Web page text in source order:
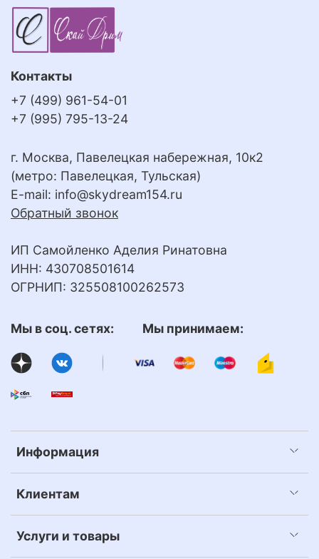
Информация
Клиентам
Услуги и товары
Контакты
+7 (499) 961-54-01
+7 (995) 795-13-24
г. Москва, Павелецкая набережная, 10к2
(метро: Павелецкая, Тульская)
E-mail: info@skydream154.ru
Обратный звонок
ИП Самойленко Аделия Ринатовна
ИНН: 430708501614
ОГРНИП: 325508100262573
Мы в соц. сетях: Мы принимаем: